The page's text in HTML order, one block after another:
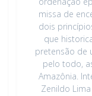
missa de
dois
que
pretensão de
pelo todo,
Amazônia.
Zenildo